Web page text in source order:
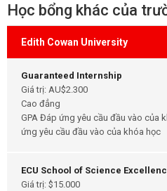
Học bổng khác của
Edith Cowan University
Guaranteed Internship
Giá trị: AU$2.300
Cao đẳng
GPA Đáp ứng yêu cầu đầu vào của
ứng yêu cầu đầu vào của khóa học
ECU School of Science
Giá trị: $15.000